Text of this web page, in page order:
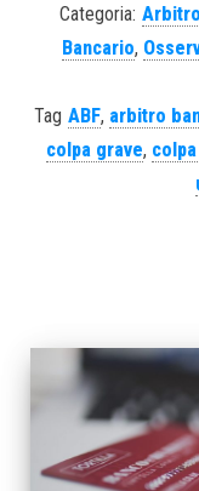
Categoria:
Bancario,
Tag ABF, arbitro
colpa grave,